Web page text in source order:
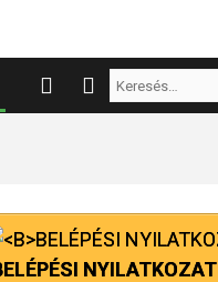
Keresés:
NYILATKOZAT